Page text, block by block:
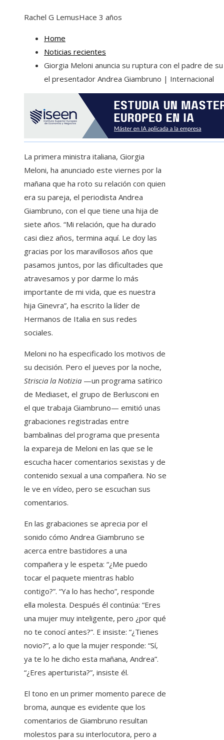
Rachel G LemusHace 3 años
Home
Noticias recientes
Giorgia Meloni anuncia su ruptura con el padre de
el presentador Andrea Giambruno | Internacional
La primera ministra italiana, Giorgia
Meloni, ha anunciado este viernes por la
mañana que ha roto su relación con quien
era su pareja, el periodista Andrea
Giambruno, con el que tiene una hija de
siete años. “Mi relación, que ha durado
casi diez años, termina aquí. Le doy las
gracias por los maravillosos años que
pasamos juntos, por las dificultades que
atravesamos y por darme lo más
importante de mi vida, que es nuestra
hija Ginevra”, ha escrito la líder de
Hermanos de Italia en sus redes
sociales.
Meloni no ha especificado los motivos de
su decisión. Pero el jueves por la noche,
Striscia la Notizia —un programa satírico
de Mediaset, el grupo de Berlusconi en
el que trabaja Giambruno— emitió unas
grabaciones registradas entre
bambalinas del programa que presenta
la expareja de Meloni en las que se le
escucha hacer comentarios sexistas y de
contenido sexual a una compañera. No se
le ve en vídeo, pero se escuchan sus
comentarios.
En las grabaciones se aprecia por el
sonido cómo Andrea Giambruno se
acerca entre bastidores a una
compañera y le espeta: “¿Me puedo
tocar el paquete mientras hablo
contigo?”. “Ya lo has hecho”, responde
ella molesta. Después él continúa: “Eres
una mujer muy inteligente, pero ¿por qué
no te conocí antes?”. E insiste: “¿Tienes
novio?”, a lo que la mujer responde: “Sí,
ya te lo he dicho esta mañana, Andrea”.
“¿Eres aperturista?”, insiste él.
El tono en un primer momento parece de
broma, aunque es evidente que los
comentarios de Giambruno resultan
molestos para su interlocutora, pero a